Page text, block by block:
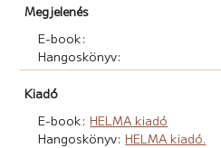
Megjelenés
E-book:
Hangoskönyv:
Kiadó
E-book: HELMA kiadó
Hangoskönyv: HELMA kiadó.